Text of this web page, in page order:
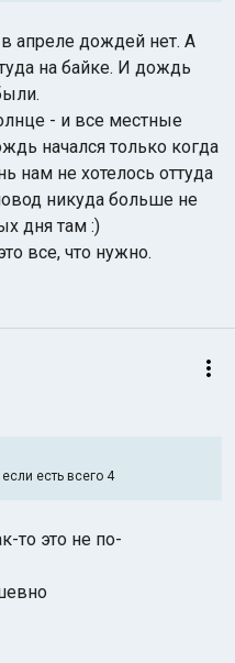
апреле дождей нет. А
на байке. И дождь
- и все местные
начался только когда
нам не хотелось оттуда
никуда больше не
дня там :)
все, что нужно.
есть всего 4
то это не по-